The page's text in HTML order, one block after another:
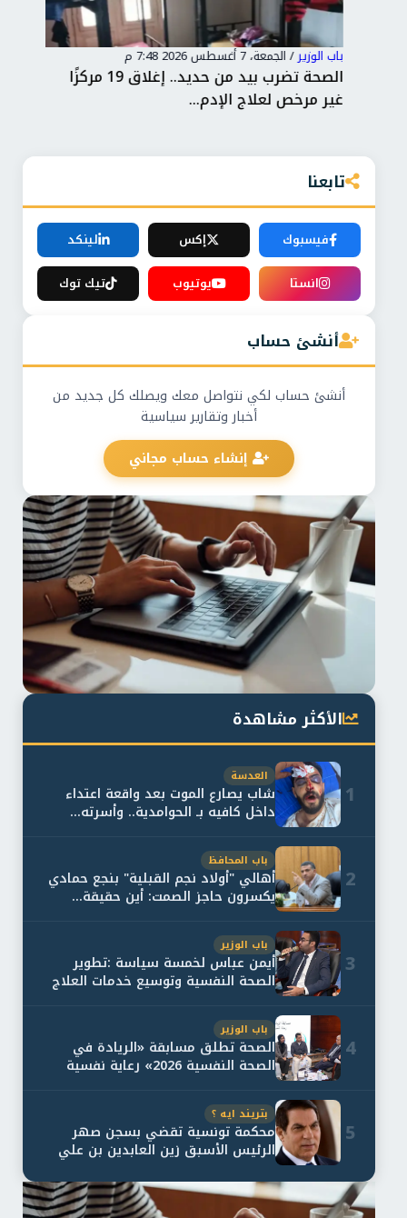
باب الوزير / الجمعة، 7 أغسطس 2026 7:48 م
الصحة تضرب بيد من حديد.. إغلاق 19 مركزًا
غير مرخص لعلاج الإدم...
تابعنا
فيسبوك إكس
لينكد
انستا
يوتيوب تيك توك
أنشئ حساب
أنشئ حساب لكي نتواصل معك ويصلك كل جديد من
أخبار وتقارير سياسية
إنشاء حساب مجاني
الأكثر مشاهدة
1
العدسة
شاب يصارع الموت بعد واقعة اعتداء
داخل كافيه بـ الحوامدية.. وأسرته...
2
باب المحافظ
أهالي "أولاد نجم القبلية" بنجع حمادي
يكسرون حاجز الصمت: أين حقيقة...
3
باب الوزير
أيمن عباس لخمسة سياسة :تطوير
الصحة النفسية وتوسيع خدمات العلاج
4
باب الوزير
الصحة تطلق مسابقة «الريادة في
الصحة النفسية 2026» رعاية نفسية
5
بتريند ايه ؟
محكمة تونسية تقضي بسجن صهر
الرئيس الأسبق زين العابدين بن علي